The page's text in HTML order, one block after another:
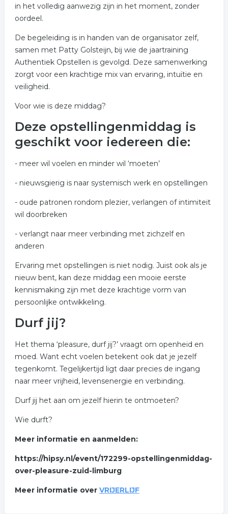
in het volledig aanwezig zijn in het moment, zonder
oordeel.
De begeleiding is in handen van de organisator zelf,
samen met Patty Golsteijn, bij wie de jaartraining
Authentiek Opstellen is gevolgd. Deze samenwerking
zorgt voor een krachtige mix van ervaring, intuïtie en
veiligheid.
Voor wie is deze middag?
Deze opstellingenmiddag is
geschikt voor iedereen die:
- meer wil voelen en minder wil ‘moeten’
- nieuwsgierig is naar systemisch werk en opstellingen
- oude patronen rondom plezier, verlangen of intimiteit
wil doorbreken
- verlangt naar meer verbinding met zichzelf en
anderen
Ervaring met opstellingen is niet nodig. Juist ook als je
nieuw bent, kan deze middag een mooie eerste
kennismaking zijn met deze krachtige vorm van
persoonlijke ontwikkeling.
Durf jij?
Het thema ‘pleasure, durf jij?’ vraagt om openheid en
moed. Want echt voelen betekent ook dat je jezelf
tegenkomt. Tegelijkertijd ligt daar precies de ingang
naar meer vrijheid, levensenergie en verbinding.
Durf jij het aan om jezelf hierin te ontmoeten?
Wie durft?
Meer informatie en aanmelden:
https://hipsy.nl/event/172299-opstellingenmiddag-
over-pleasure-zuid-limburg
Meer informatie over VRIJERLIJF